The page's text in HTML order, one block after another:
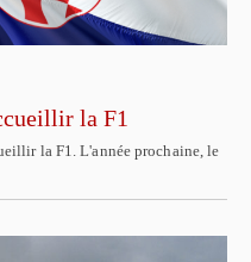
la F1
la F1. L'année prochaine, le